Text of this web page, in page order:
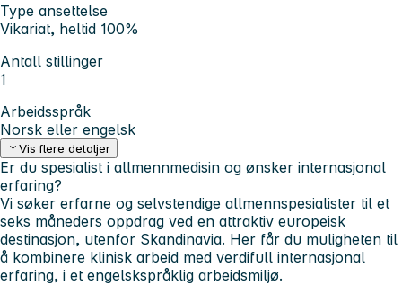
Type ansettelse
Vikariat, heltid 100%
Antall stillinger
1
Arbeidsspråk
Norsk eller engelsk
Vis flere detaljer
Er du spesialist i allmennmedisin og ønsker internasjonal
erfaring?
Vi søker erfarne og selvstendige allmennspesialister til et
seks måneders oppdrag ved en attraktiv europeisk
destinasjon, utenfor Skandinavia. Her får du muligheten til
å kombinere klinisk arbeid med verdifull internasjonal
erfaring, i et engelskspråklig arbeidsmiljø.